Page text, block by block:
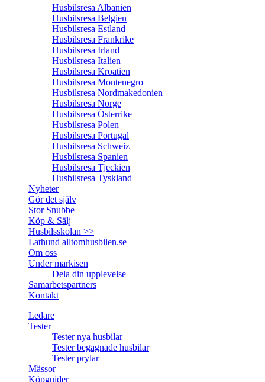
Husbilsresa Albanien
Husbilsresa Belgien
Husbilsresa Estland
Husbilsresa Frankrike
Husbilsresa Irland
Husbilsresa Italien
Husbilsresa Kroatien
Husbilsresa Montenegro
Husbilsresa Nordmakedonien
Husbilsresa Norge
Husbilsresa Österrike
Husbilsresa Polen
Husbilsresa Portugal
Husbilsresa Schweiz
Husbilsresa Spanien
Husbilsresa Tjeckien
Husbilsresa Tyskland
Nyheter
Gör det själv
Stor Snubbe
Köp & Sälj
Husbilsskolan >>
Lathund alltomhusbilen.se
Om oss
Under markisen
Dela din upplevelse
Samarbetspartners
Kontakt
Ledare
Tester
Tester nya husbilar
Tester begagnade husbilar
Tester prylar
Mässor
Köpguider